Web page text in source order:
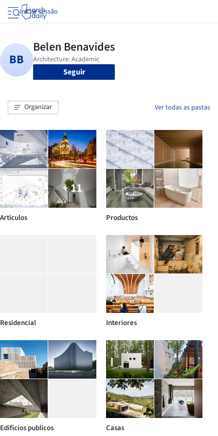
Iniciar sessão
Seguir
Organizar Ver todas as pastas
+ 11
Articulos Productos
Residencial Interiores
Edificios publicos Casas